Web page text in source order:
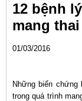
12 bệnh
mang thai
01/03/2016
Những biến
trong quá trình